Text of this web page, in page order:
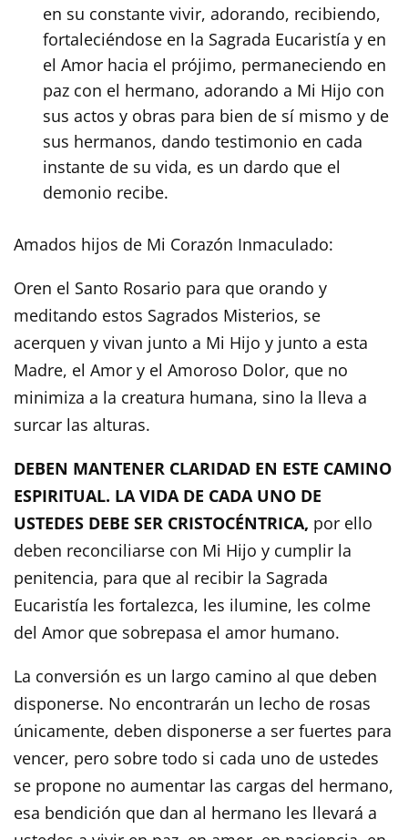
en su constante vivir, adorando, recibiendo,
fortaleciéndose en la Sagrada Eucaristía y en
el Amor hacia el prójimo, permaneciendo en
paz con el hermano, adorando a Mi Hijo con
sus actos y obras para bien de sí mismo y de
sus hermanos, dando testimonio en cada
instante de su vida, es un dardo que el
demonio recibe.
Amados hijos de Mi Corazón Inmaculado:
Oren el Santo Rosario para que orando y
meditando estos Sagrados Misterios, se
acerquen y vivan junto a Mi Hijo y junto a esta
Madre, el Amor y el Amoroso Dolor, que no
minimiza a la creatura humana, sino la lleva a
surcar las alturas.
DEBEN MANTENER CLARIDAD EN ESTE CAMINO
ESPIRITUAL. LA VIDA DE CADA UNO DE
USTEDES DEBE SER CRISTOCÉNTRICA, por ello
deben reconciliarse con Mi Hijo y cumplir la
penitencia, para que al recibir la Sagrada
Eucaristía les fortalezca, les ilumine, les colme
del Amor que sobrepasa el amor humano.
La conversión es un largo camino al que deben
disponerse. No encontrarán un lecho de rosas
únicamente, deben disponerse a ser fuertes para
vencer, pero sobre todo si cada uno de ustedes
se propone no aumentar las cargas del hermano,
esa bendición que dan al hermano les llevará a